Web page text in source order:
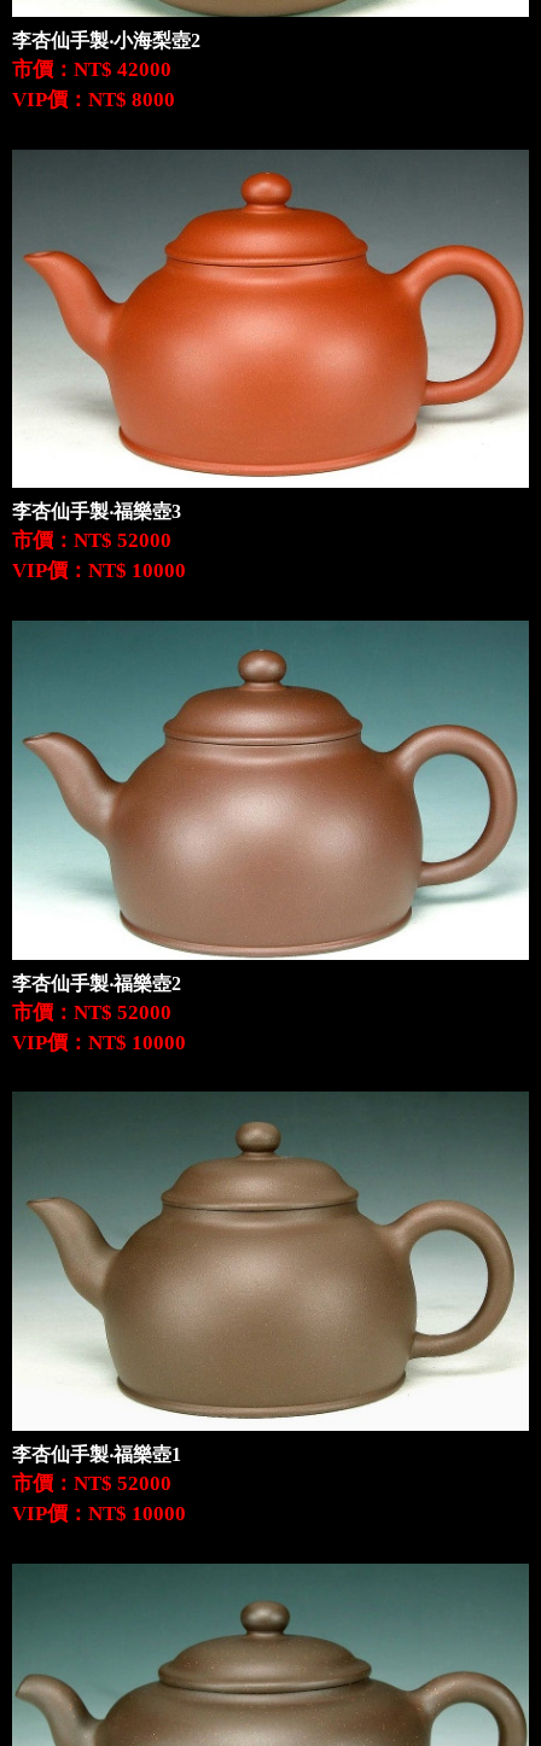
李杏仙手製‧小海梨壺2
市價：NT$ 42000
VIP價：NT$ 8000
李杏仙手製‧福樂壺3
市價：NT$ 52000
VIP價：NT$ 10000
李杏仙手製‧福樂壺2
市價：NT$ 52000
VIP價：NT$ 10000
李杏仙手製‧福樂壺1
市價：NT$ 52000
VIP價：NT$ 10000